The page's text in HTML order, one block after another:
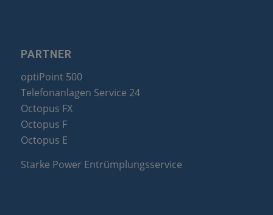
PARTNER
optiPoint 500
Telefonanlagen Service 24
Octopus FX
Octopus F
Octopus E
Starke Power Entrümplungsservice